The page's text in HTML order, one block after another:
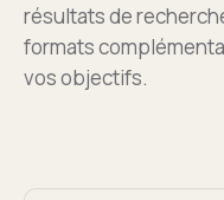
résultats de
formats
vos objectifs.